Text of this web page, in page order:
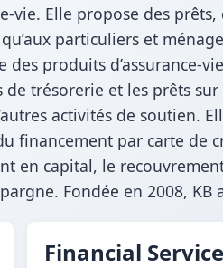
vie. Elle propose des
particuliers et
des produits d’assurance-
trésorerie et les prêts
activités de soutien.
financement par carte
en capital, le
Fondée en 2008,
Financial